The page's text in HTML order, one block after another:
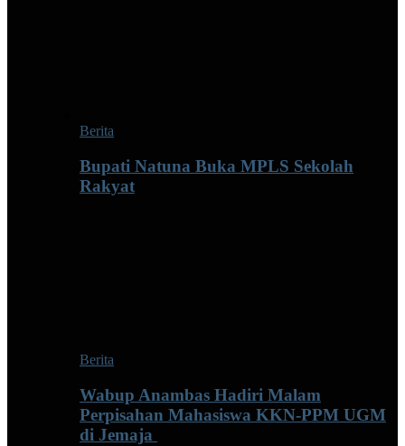
Berita
Bupati Natuna Buka MPLS Sekolah
Rakyat
Berita
Wabup Anambas Hadiri Malam
Perpisahan Mahasiswa KKN-PPM UGM
di Jemaja ‎